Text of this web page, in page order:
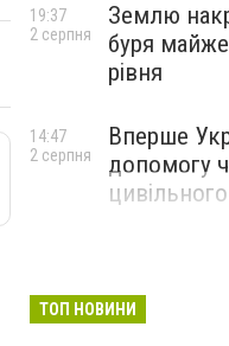
Землю
буря
рівня
19:37
2 серпня
Вперше
допомогу
14:47
2 серпня
ТОП НОВИНИ